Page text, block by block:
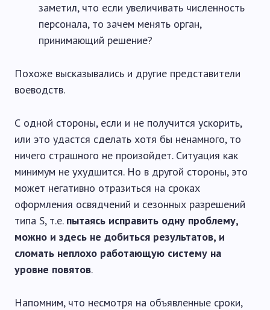
заметил, что если увеличивать численность
персонала, то зачем менять орган,
принимающий решение?
Похоже высказывались и другие представители
воеводств.
С одной стороны, если и не получится ускорить,
или это удастся сделать хотя бы ненамного, то
ничего страшного не произойдет. Ситуация как
минимум не ухудшится. Но в другой стороны, это
может негативно отразиться на сроках
оформления освядчений и сезонных разрешений
типа S, т.е. пытаясь исправить одну проблему,
можно и здесь не добиться результатов, и
сломать неплохо работающую систему на
уровне повятов.
Напомним, что несмотря на объявленные сроки,